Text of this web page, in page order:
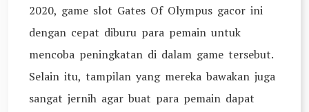
2020, game slot Gates Of Olympus gacor ini
dengan cepat diburu para pemain untuk
mencoba peningkatan di dalam game tersebut.
Selain itu, tampilan yang mereka bawakan juga
sangat jernih agar buat para pemain dapat